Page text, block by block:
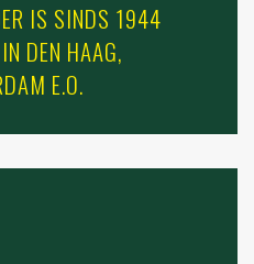
IS SINDS 1944
DEN HAAG,
E.O.